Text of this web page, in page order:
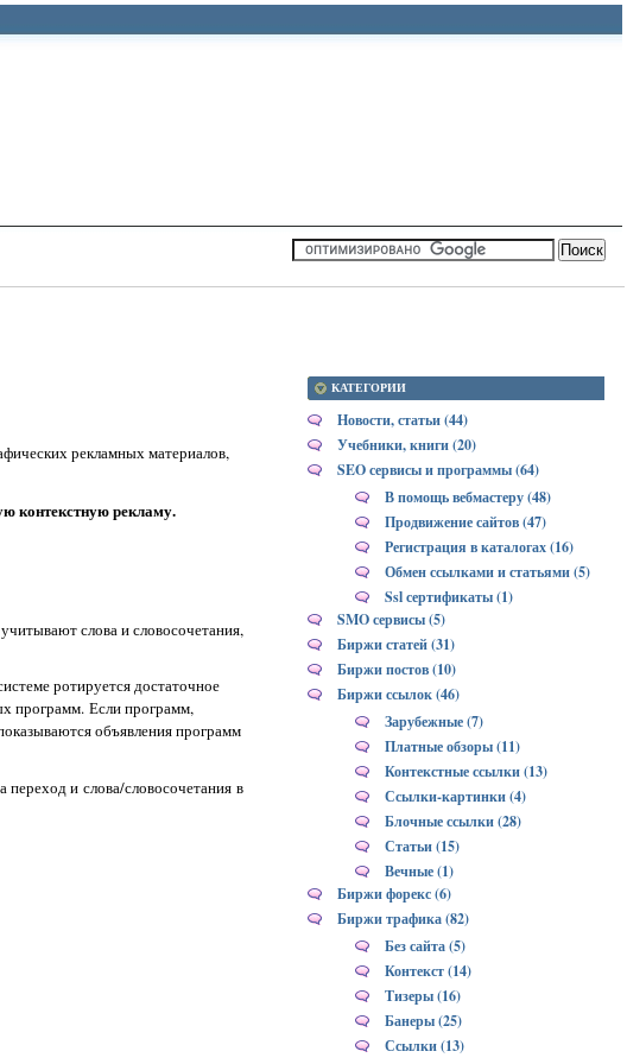
рекламных материалов,
контекстную рекламу.
слова и словосочетания,
ротируется достаточное
программ. Если программ,
объявления программ
и слова/словосочетания в
КАТЕГОРИИ
Новости, статьи (44)
Учебники, книги (20)
SEO сервисы и программы (64)
В помощь вебмастеру (48)
Продвижение сайтов (47)
Регистрация в каталогах (16)
Обмен ссылками и статьями (5)
Ssl сертификаты (1)
SMO сервисы (5)
Биржи статей (31)
Биржи постов (10)
Биржи ссылок (46)
Зарубежные (7)
Платные обзоры (11)
Контекстные ссылки (13)
Ссылки-картинки (4)
Блочные ссылки (28)
Статьи (15)
Вечные (1)
Биржи форекс (6)
Биржи трафика (82)
Без сайта (5)
Контекст (14)
Тизеры (16)
Банеры (25)
Ссылки (13)